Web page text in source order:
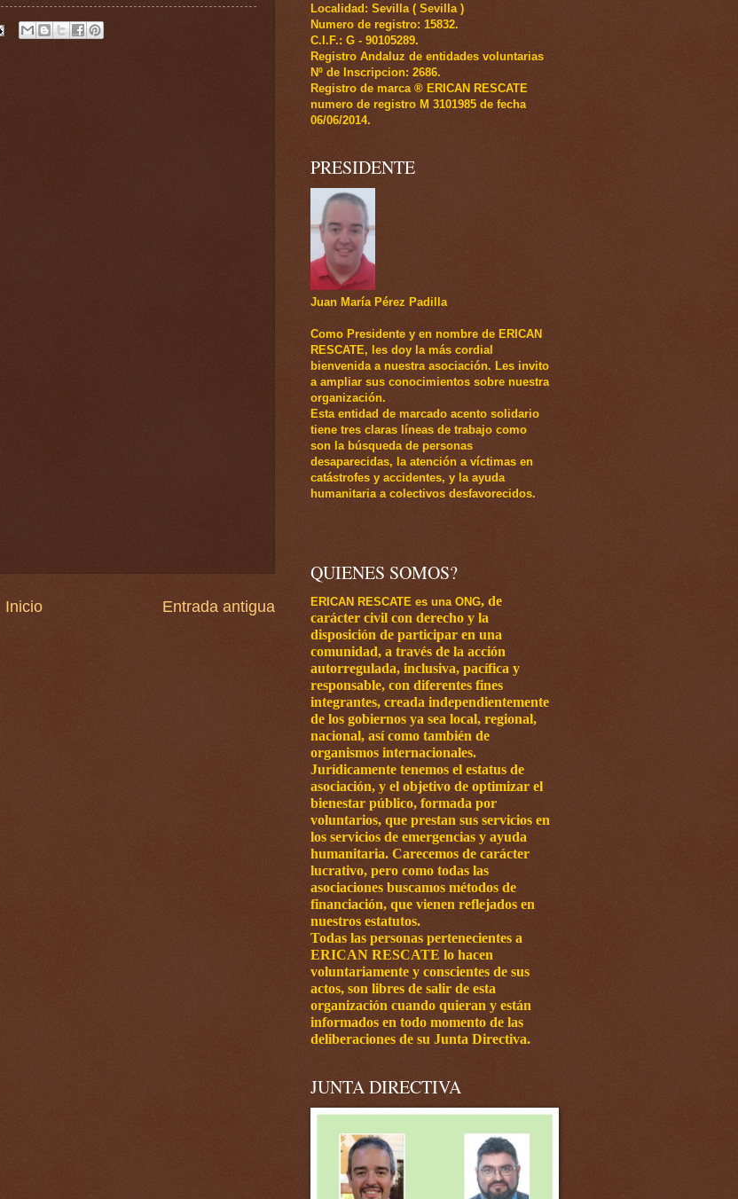
Entrada antigua
Inicio
Localidad: Sevilla ( Sevilla )
Numero de registro: 15832.
C.I.F.: G - 90105289.
Registro Andaluz de entidades voluntarias
Nº de Inscripcion: 2686.
Registro de marca ® ERICAN RESCATE
numero de registro M 3101985 de fecha
06/06/2014.
PRESIDENTE
Juan María Pérez Padilla
Como Presidente y en nombre de ERICAN
RESCATE, les doy la más cordial
bienvenida a nuestra asociación. Les invito
a ampliar sus conocimientos sobre nuestra
organización.
Esta entidad de marcado acento solidario
tiene tres claras líneas de trabajo como
son la búsqueda de personas
desaparecidas, la atención a víctimas en
catástrofes y accidentes, y la ayuda
humanitaria a colectivos desfavorecidos.
QUIENES SOMOS?
ERICAN RESCATE es una ONG, de
carácter civil con derecho y la
disposición de participar en una
comunidad, a través de la acción
autorregulada, inclusiva, pacífica y
responsable, con diferentes fines
integrantes, creada independientemente
de los gobiernos ya sea local, regional,
nacional, así como también de
organismos internacionales.
Jurídicamente tenemos el estatus de
asociación, y el objetivo de optimizar el
bienestar público, formada por
voluntarios, que prestan sus servicios en
los servicios de emergencias y ayuda
humanitaria. Carecemos de carácter
lucrativo, pero como todas las
asociaciones buscamos métodos de
financiación, que vienen reflejados en
nuestros estatutos.
Todas las personas pertenecientes a
ERICAN RESCATE lo hacen
voluntariamente y conscientes de sus
actos, son libres de salir de esta
organización cuando quieran y están
informados en todo momento de las
deliberaciones de su Junta Directiva.
JUNTA DIRECTIVA